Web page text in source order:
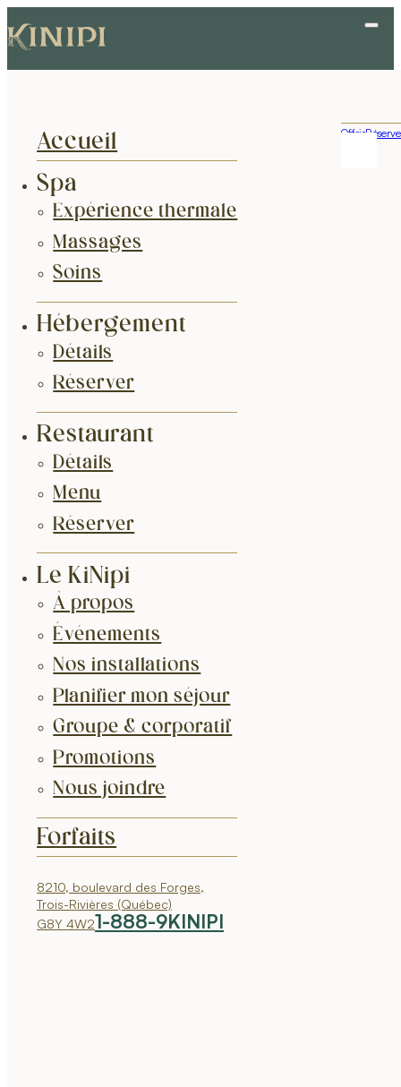
Accueil
Spa
Expérience thermale
Massages
Soins
Hébergement
Détails
Réserver
Restaurant
Détails
Menu
Réserver
Le KiNipi
À propos
Événements
Nos installations
Planifier mon séjour
Groupe & corporatif
Promotions
Nous joindre
Forfaits
8210, boulevard des Forges,
Trois-Rivières (Québec)
G8Y 4W21-888-9KINIPI
Offrir